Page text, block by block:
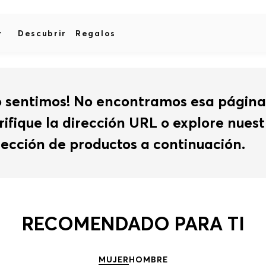
Descubrir Regalos
sentimos! No encontramos esa
la dirección URL o explore
de productos a continuación.
RECOMENDADO PARA TI
MUJERHOMBRE